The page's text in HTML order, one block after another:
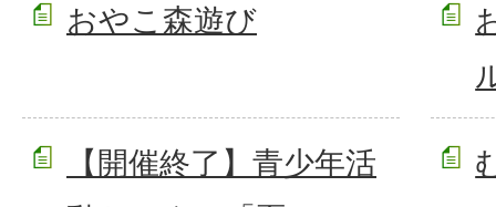
おやこ森遊び
【開催終了】青少年活